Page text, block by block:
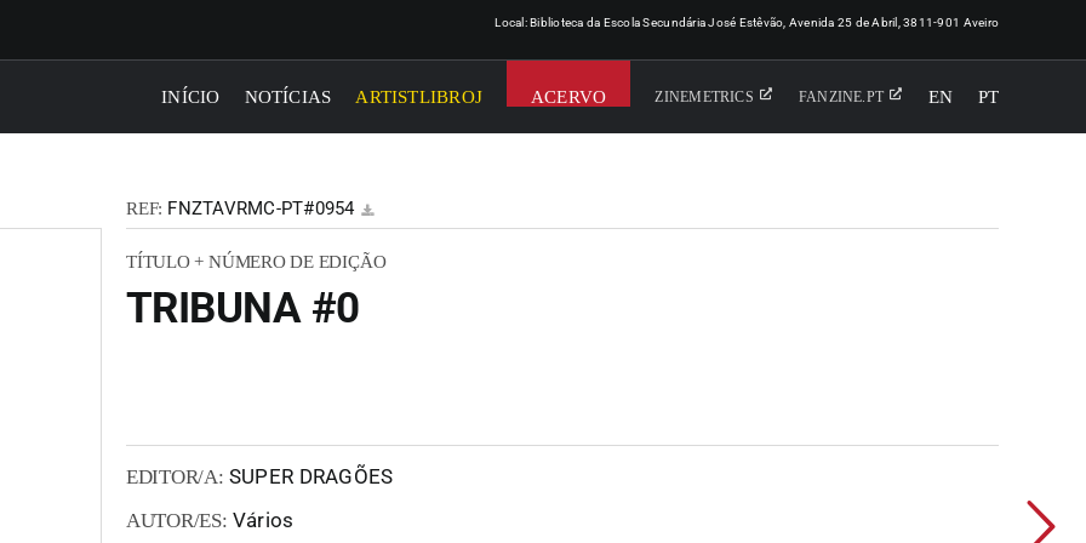
Local: Biblioteca da Escola Secundária José Estêvão, Avenida 25 de Abril, 3811-901 Aveiro
INÍCIO NOTÍCIAS ARTISTLIBROJ ACERVO ZINEMETRICS FANZINE.PT EN PT
REF: FNZTAVRMC-PT#0954
TÍTULO + NÚMERO DE EDIÇÃO
TRIBUNA #0
EDITOR/A: SUPER DRAGÕES
AUTOR/ES: Vários